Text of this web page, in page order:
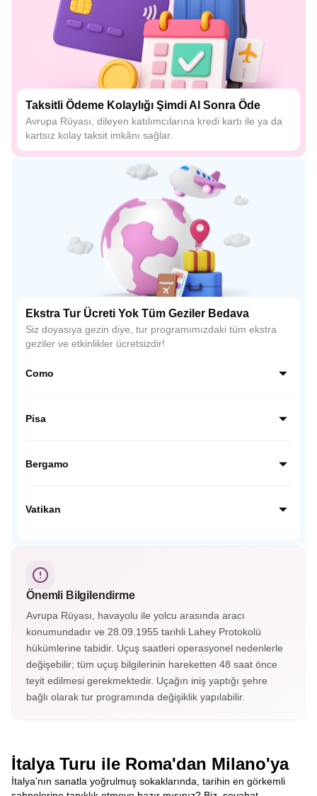
Taksitli Ödeme Kolaylığı Şimdi Al Sonra Öde
Avrupa Rüyası, dileyen katılımcılarına kredi kartı ile ya da
kartsız kolay taksit imkânı sağlar.
Ekstra Tur Ücreti Yok Tüm Geziler Bedava
Siz doyasıya gezin diye, tur programımızdaki tüm ekstra
geziler ve etkinlikler ücretsizdir!
Como
büyüleyici bir göl şehridir. Lüks villaları, tekne gezileri ve
Pisa
ünlü eğik kulesiyle tanınır. Mucizeler Meydanı’ndaki
Bergamo
bir şehirdir. Üst ve alt şehir olarak ikiye ayrılan Bergamo,
Vatikan
Bazilikası, Vatikan Müzeleri ve Michelangelo’nun eseri ünlü
Sistina Şapeli bulunur.
Önemli Bilgilendirme
Avrupa Rüyası, havayolu ile yolcu arasında aracı
konumundadır ve 28.09.1955 tarihli Lahey Protokolü
hükümlerine tabidir. Uçuş saatleri operasyonel nedenlerle
değişebilir; tüm uçuş bilgilerinin hareketten 48 saat önce
teyit edilmesi gerekmektedir. Uçağın iniş yaptığı şehre
bağlı olarak tur programında değişiklik yapılabilir.
İtalya Turu ile Roma'dan Milano'ya
İtalya’nın sanatla yoğrulmuş sokaklarında, tarihin en görkemli